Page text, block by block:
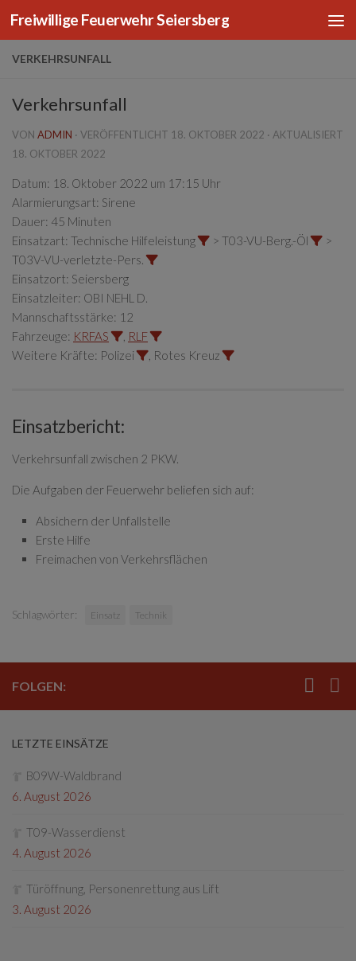
Zum Inhalt springen
Freiwillige Feuerwehr Seiersberg
VERKEHRSUNFALL
Verkehrsunfall
VON ADMIN · VERÖFFENTLICHT 18. OKTOBER 2022 · AKTUALISIERT
18. OKTOBER 2022
Datum: 18. Oktober 2022 um 17:15 Uhr
Alarmierungsart: Sirene
Dauer: 45 Minuten
Einsatzart: Technische Hilfeleistung > T03-VU-Berg.-Öl
>
T03V-VU-verletzte-Pers.
Einsatzort: Seiersberg
Einsatzleiter: OBI NEHL D.
Mannschaftsstärke: 12
Fahrzeuge: KRFAS
RLF
Weitere Kräfte: Polizei , Rotes Kreuz
Einsatzbericht:
Verkehrsunfall zwischen 2 PKW.
Die Aufgaben der Feuerwehr beliefen sich auf:
Absichern der Unfallstelle
Erste Hilfe
Freimachen von Verkehrsflächen
Schlagwörter: Einsatz Technik
FOLGEN:
LETZTE EINSÄTZE
B09W-Waldbrand
6. August 2026
T09-Wasserdienst
4. August 2026
Türöffnung, Personenrettung aus Lift
3. August 2026